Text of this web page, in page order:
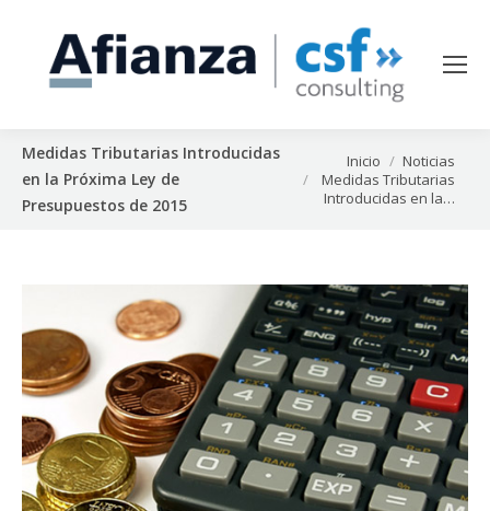
Medidas Tributarias Introducidas
en la Próxima Ley de
Presupuestos de 2015
Estás aquí:Inicio
Noticias
Medidas Tributarias
Introducidas en la…